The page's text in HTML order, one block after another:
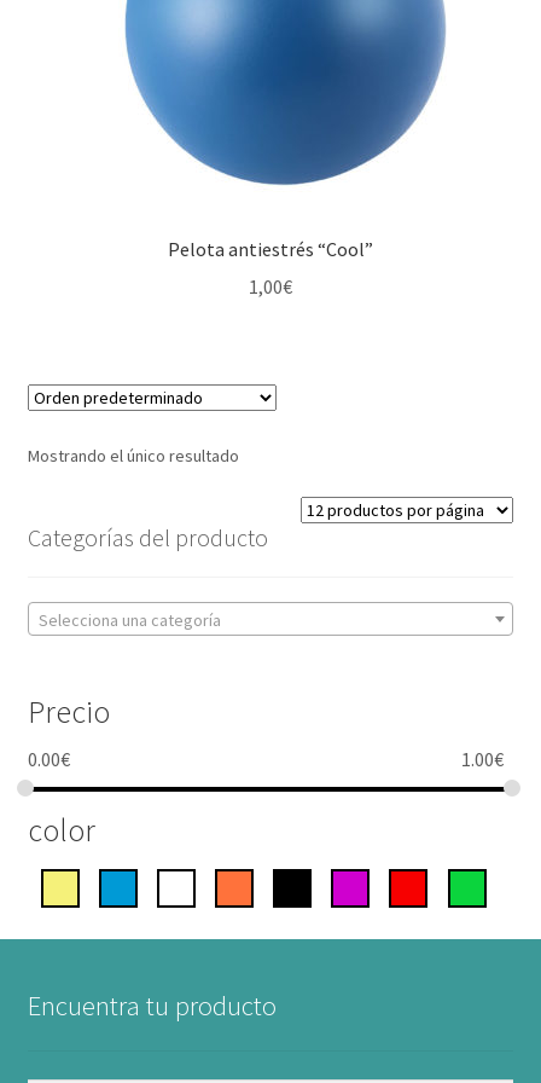
Pelota antiestrés “Cool”
1,00€
Mostrando el único resultado
Categorías del producto
Selecciona una categoría
Precio
0.00€ 1.00€
color
Encuentra tu producto